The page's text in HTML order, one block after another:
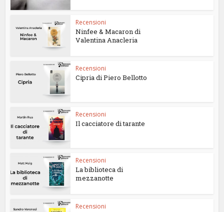
Recensioni
Ninfee & Macaron di
Valentina Anacleria
Recensioni
Cipria di Piero Bellotto
Recensioni
Il cacciatore di tarante
Recensioni
La biblioteca di
mezzanotte
Recensioni